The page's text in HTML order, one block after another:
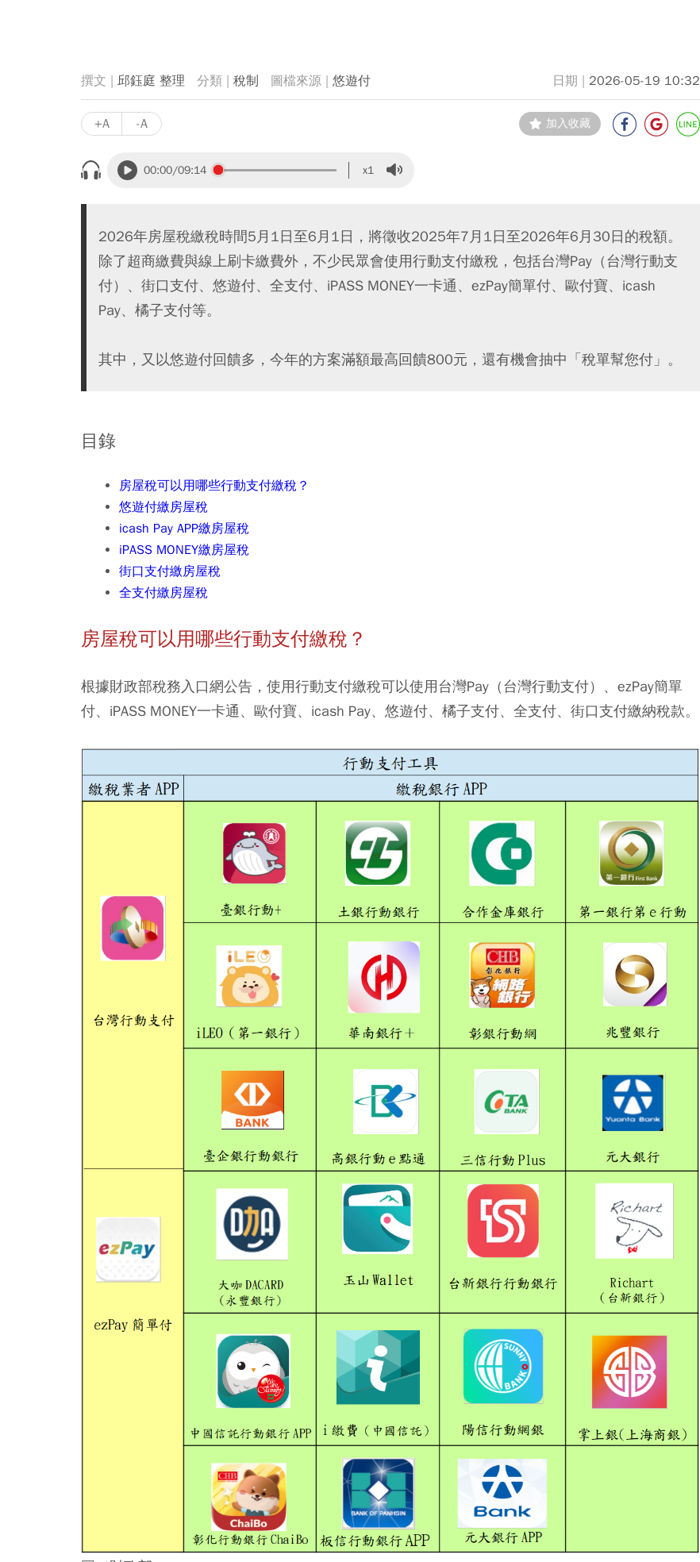
邱鈺庭 整理 稅制 悠遊付 2026-05-19 10:32
+A -A 加入收藏
00:00/09:14 x1
2026年房屋稅繳稅時間5月1日至6月1日，將徵收2025年7月1日至2026年6月30日的稅額。
除了超商繳費與線上刷卡繳費外，不少民眾會使用行動支付繳稅，包括台灣Pay（台灣行動支
付）、街口支付、悠遊付、全支付、iPASS MONEY一卡通、ezPay簡單付、歐付寶、icash
Pay、橘子支付等。
其中，又以悠遊付回饋多，今年的方案滿額最高回饋800元，還有機會抽中「稅單幫您付」。
目錄
房屋稅可以用哪些行動支付繳稅？
悠遊付繳房屋稅
icash Pay APP繳房屋稅
iPASS MONEY繳房屋稅
街口支付繳房屋稅
全支付繳房屋稅
房屋稅可以用哪些行動支付繳稅？
根據財政部稅務入口網公告，使用行動支付繳稅可以使用台灣Pay（台灣行動支付）、ezPay簡單
付、iPASS MONEY一卡通、歐付寶、icash Pay、悠遊付、橘子支付、全支付、街口支付繳納稅款。